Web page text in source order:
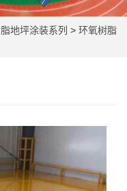
地坪涂装系列 > 环氧树脂